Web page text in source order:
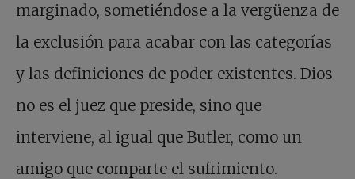
marginado, sometiéndose a la vergüenza de
la exclusión para acabar con las categorías
y las definiciones de poder existentes. Dios
no es el juez que preside, sino que
interviene, al igual que Butler, como un
amigo que comparte el sufrimiento.